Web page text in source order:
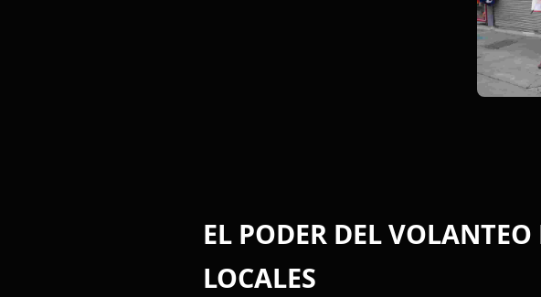
EL PODER DEL
LOCALES